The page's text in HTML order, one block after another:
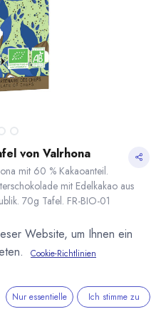
von Valrhona
mit 60 % Kakaoanteil.
mit Edelkakao aus
70g Tafel. FR-BIO-01
Website, um Ihnen ein
Cookie-Richtlinien
Nur essentielle Ich stimme zu